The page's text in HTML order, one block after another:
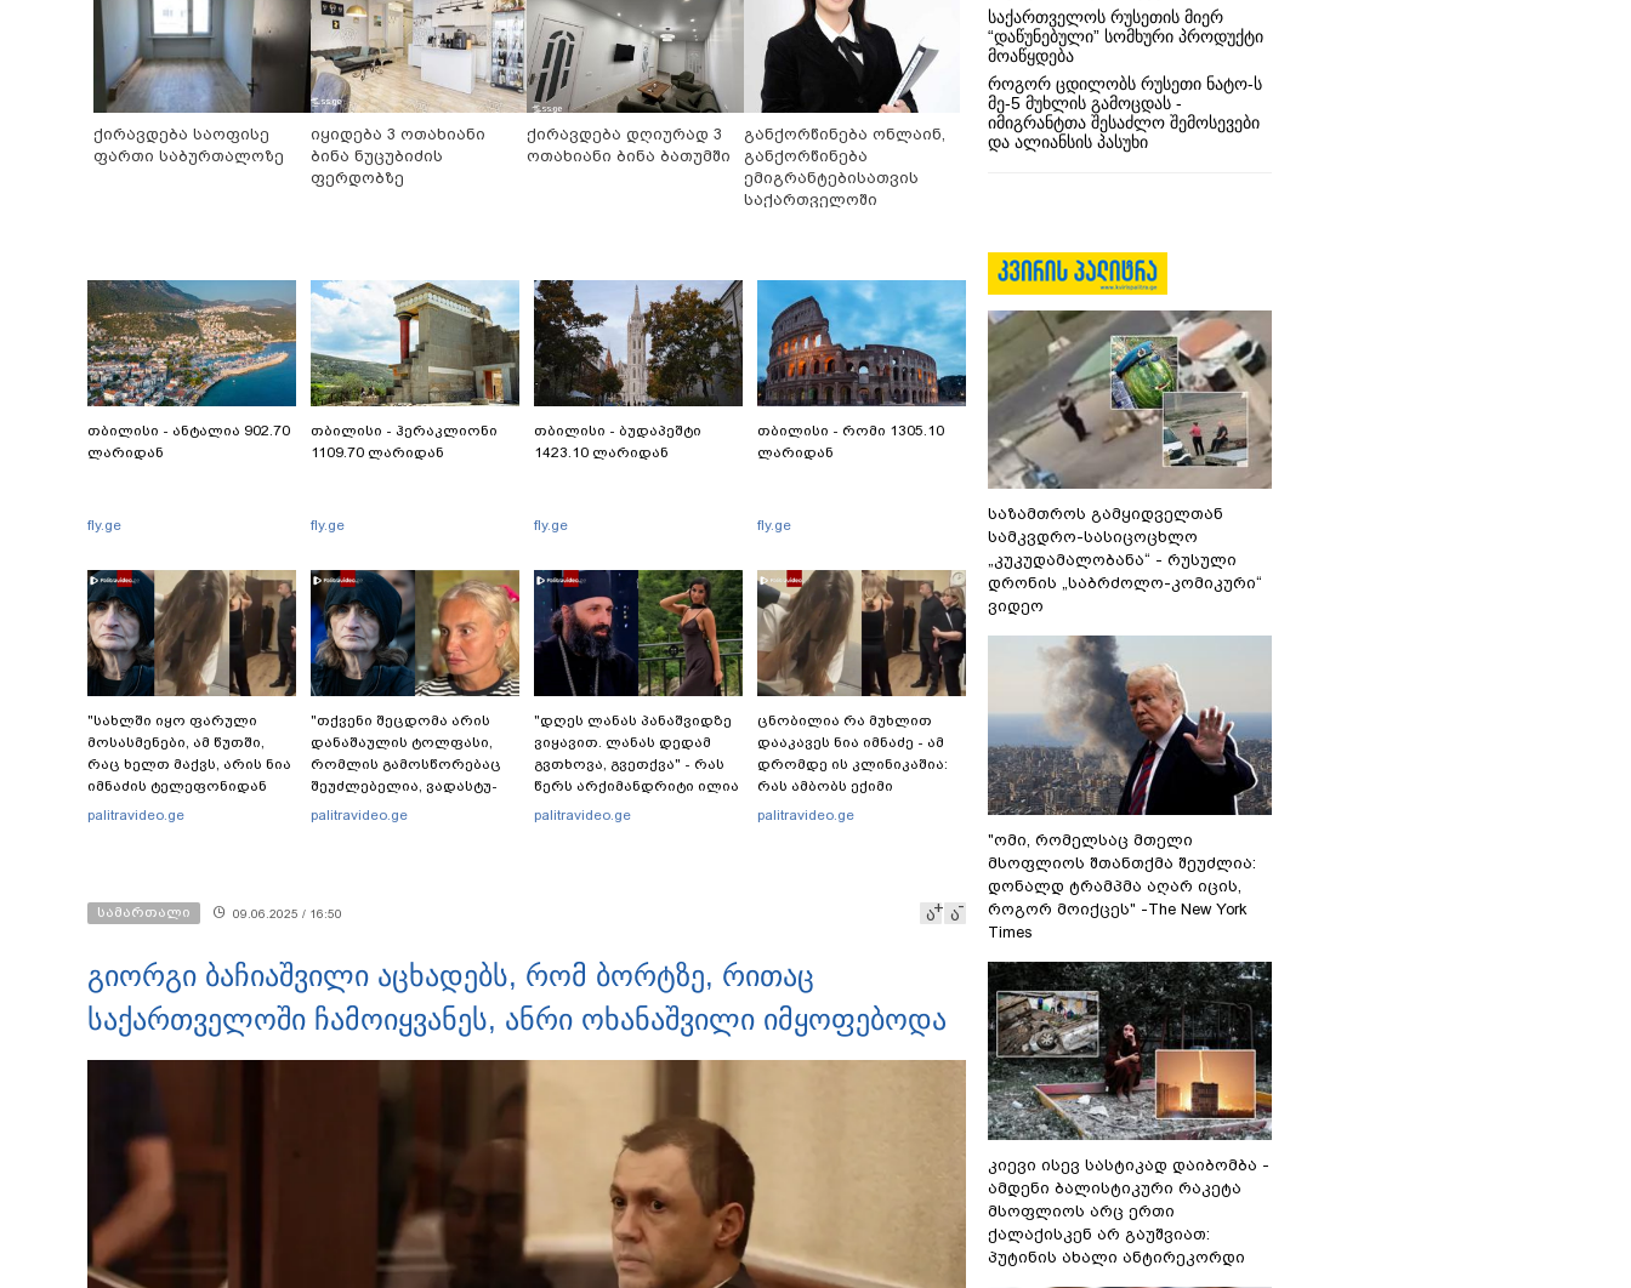
ქირავდება საოფისე
ფართი საბურთალოზე
იყიდება 3 ოთახიანი
ბინა ნუცუბიძის
ფერდობზე
ქირავდება დღიურად 3
ოთახიანი ბინა ბათუმში
განქორწინება ონლაინ,
განქორწინება
ემიგრანტებისათვის
საქართველოში
თბილისი - ანტალია 902.70
ლარიდან
fly.ge
თბილისი - ჰერაკლიონი
1109.70 ლარიდან
fly.ge
თბილისი - ბუდაპეშტი
1423.10 ლარიდან
fly.ge
თბილისი - რომი 1305.10
ლარიდან
fly.ge
"სახლში იყო ფარული
მოსასმენები, ამ წუთში,
რაც ხელთ მაქვს, არის ნია
იმნაძის ტელეფონიდან
აღდგენილი მასალები,
palitravideo.ge
"თქვენი შეცდომა არის
დანაშაულის ტოლფასი,
რომ­ლის გა­მოს­წო­რე­ბაც
შე­უძ­ლე­ბე­ლია, ვა­დას­ტუ­
რებ წარ­სულ­ში თქვენ­და­მი
palitravideo.ge
"დღეს ლანას პანაშვიდზე
ვიყავით. ლანას დედამ
გვთხოვა, გვეთქვა" - რას
წერს არქიმანდრიტი ილია
თოლორაია სოციალურ
palitravideo.ge
ცნობილია რა მუხლით
დააკავეს ნია იმნაძე - ამ
დრომდე ის კლინიკაშია:
რას ამბობს ექიმი
palitravideo.ge
სამართალი 09.06.2025 / 16:50 ა ა
გიორგი ბაჩიაშვილი აცხადებს, რომ ბორტზე, რითაც
საქართველოში ჩამოიყვანეს, ანრი ოხანაშვილი იმყოფებოდა
საქართველოს რუსეთის მიერ
“დაწუნებული” სომხური პროდუქტი
მოაწყდება
როგორ ცდილობს რუსეთი ნატო-ს
მე-5 მუხლის გამოცდას -
იმიგრანტთა შესაძლო შემოსევები
და ალიანსის პასუხი
საზამთროს გამყიდველთან
სამკვდრო-სასიცოცხლო
„კუკუდამალობანა“ - რუსული
დრონის „საბრძოლო-კომიკური“
ვიდეო
"ომი, რომელსაც მთელი
მსოფლიოს შთანთქმა შეუძლია:
დონალდ ტრამპმა აღარ იცის,
როგორ მოიქცეს" -The New York
Times
კიევი ისევ სასტიკად დაიბომბა -
ამდენი ბალისტიკური რაკეტა
მსოფლიოს არც ერთი
ქალაქისკენ არ გაუშვიათ:
პუტინის ახალი ანტირეკორდი